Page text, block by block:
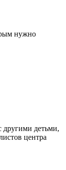
нужно
другими детьми,
центра